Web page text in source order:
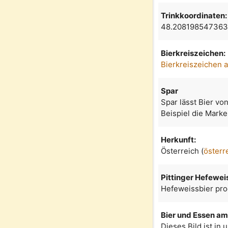
Trinkkoordinaten:
Bierkreiszeichen:
Bierkreiszeichen
Spar
Spar lässt Bier
Beispiel die
Herkunft:
Österreich (
Pittinger
Hefeweissbier
Bier und Essen